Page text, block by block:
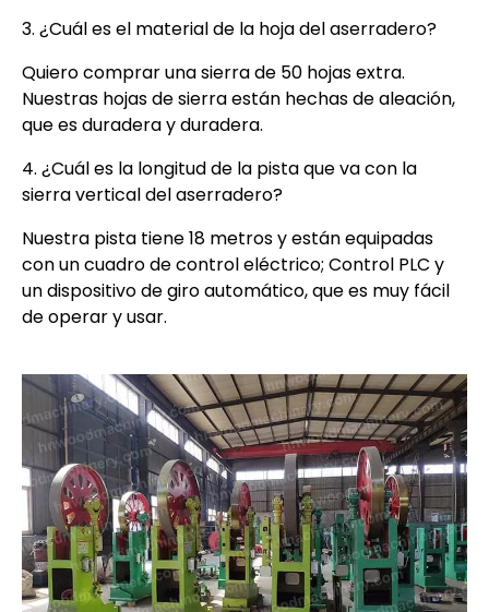
3. ¿Cuál es el material de la hoja del aserradero?
Quiero comprar una sierra de 50 hojas extra.
Nuestras hojas de sierra están hechas de aleación,
que es duradera y duradera.
4. ¿Cuál es la longitud de la pista que va con la
sierra vertical del aserradero?
Nuestra pista tiene 18 metros y están equipadas
con un cuadro de control eléctrico; Control PLC y
un dispositivo de giro automático, que es muy fácil
de operar y usar.